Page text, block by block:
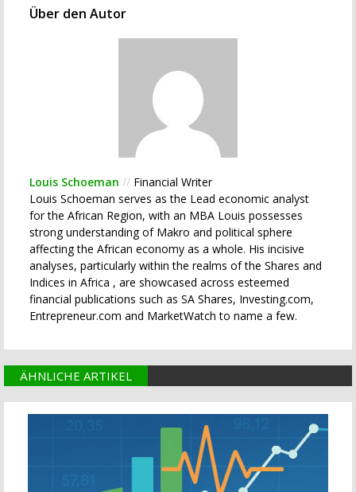
Über den Autor
Louis Schoeman // Financial Writer
Louis Schoeman serves as the Lead economic analyst
for the African Region, with an MBA Louis possesses
strong understanding of Makro and political sphere
affecting the African economy as a whole. His incisive
analyses, particularly within the realms of the Shares and
Indices in Africa , are showcased across esteemed
financial publications such as SA Shares, Investing.com,
Entrepreneur.com and MarketWatch to name a few.
ÄHNLICHE ARTIKEL